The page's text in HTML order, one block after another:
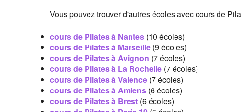
Vous pouvez trouver d'autres écoles avec cours de
cours de Pilates à Nantes (10 écoles)
cours de Pilates à Marseille (9 écoles)
cours de Pilates à Avignon (7 écoles)
cours de Pilates à La Rochelle (7 écoles)
cours de Pilates à Valence (7 écoles)
cours de Pilates à Amiens (6 écoles)
cours de Pilates à Brest (6 écoles)